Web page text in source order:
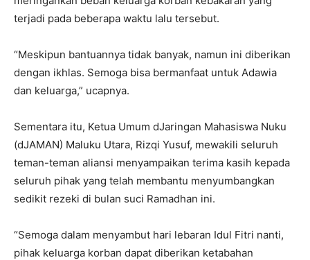
terjadi pada beberapa waktu lalu tersebut.
“Meskipun bantuannya tidak banyak, namun ini diberikan
dengan ikhlas. Semoga bisa bermanfaat untuk Adawia
dan keluarga,” ucapnya.
Sementara itu, Ketua Umum dJaringan Mahasiswa Nuku
(dJAMAN) Maluku Utara, Rizqi Yusuf, mewakili seluruh
teman-teman aliansi menyampaikan terima kasih kepada
seluruh pihak yang telah membantu menyumbangkan
sedikit rezeki di bulan suci Ramadhan ini.
“Semoga dalam menyambut hari lebaran Idul Fitri nanti,
pihak keluarga korban dapat diberikan ketabahan